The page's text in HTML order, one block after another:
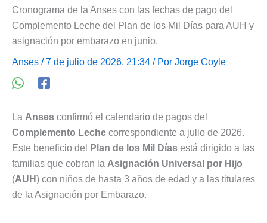
Cronograma de la Anses con las fechas de pago del
Complemento Leche del Plan de los Mil Días para AUH y
asignación por embarazo en junio.
Anses / 7 de julio de 2026, 21:34 / Por Jorge Coyle
La Anses confirmó el calendario de pagos del
Complemento Leche correspondiente a julio de 2026.
Este beneficio del
Plan de los Mil Días está dirigido a las
familias que cobran la Asignación Universal por Hijo
(AUH ) con niños de hasta 3 años de edad y a las titulares
de la Asignación por Embarazo.